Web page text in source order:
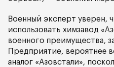
Военный эксперт уверен,
использовать химзавод
военного преимущества,
Предприятие, вероятнее
аналог «Азовстали»,